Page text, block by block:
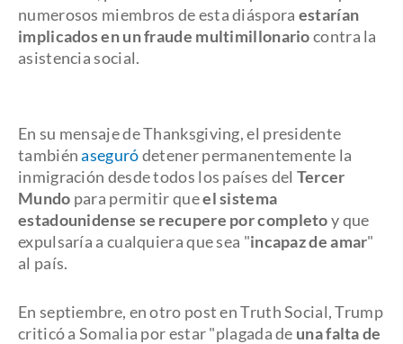
numerosos miembros de esta diáspora estarían
implicados en un fraude multimillonariocontra la
asistencia social.
En su mensaje de Thanksgiving, el presidente
tambiénaseguródetener permanentemente la
inmigración desde todos los países del Tercer
Mundo para permitir queel sistema
estadounidense se recupere por completoy que
expulsaría a cualquiera que sea "incapaz de amar"
al país.
En septiembre, en otro post en Truth Social, Trump
criticó a Somalia por estar "plagada de una falta de